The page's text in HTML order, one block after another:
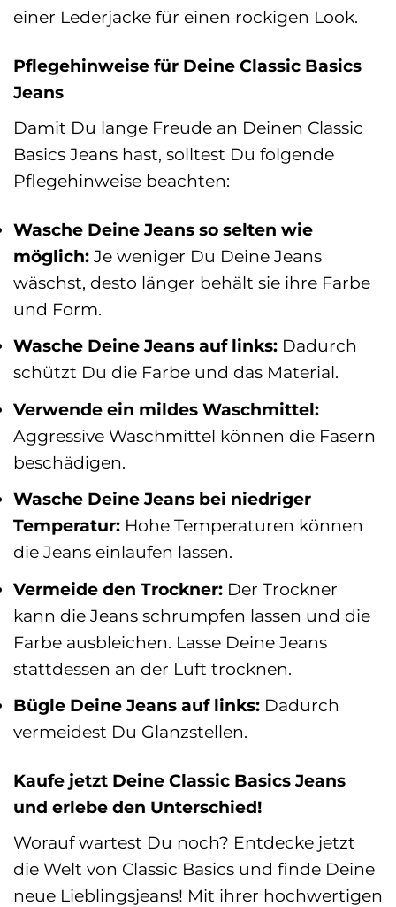
einer Lederjacke für einen rockigen Look.
Pflegehinweise für Deine Classic Basics
Jeans
Damit Du lange Freude an Deinen Classic
Basics Jeans hast, solltest Du folgende
Pflegehinweise beachten:
Wasche Deine Jeans so selten wie
möglich: Je weniger Du Deine Jeans
wäschst, desto länger behält sie ihre Farbe
und Form.
Wasche Deine Jeans auf links: Dadurch
schützt Du die Farbe und das Material.
Verwende ein mildes Waschmittel:
Aggressive Waschmittel können die Fasern
beschädigen.
Wasche Deine Jeans bei niedriger
Temperatur: Hohe Temperaturen können
die Jeans einlaufen lassen.
Vermeide den Trockner: Der Trockner
kann die Jeans schrumpfen lassen und die
Farbe ausbleichen. Lasse Deine Jeans
stattdessen an der Luft trocknen.
Bügle Deine Jeans auf links: Dadurch
vermeidest Du Glanzstellen.
Kaufe jetzt Deine Classic Basics Jeans
und erlebe den Unterschied!
Worauf wartest Du noch? Entdecke jetzt
die Welt von Classic Basics und finde Deine
neue Lieblingsjeans! Mit ihrer hochwertigen